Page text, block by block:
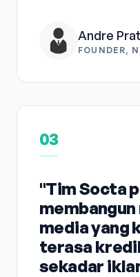
Andre
FOUNDER,
03
"Tim Socta
media yang
terasa
sekadar